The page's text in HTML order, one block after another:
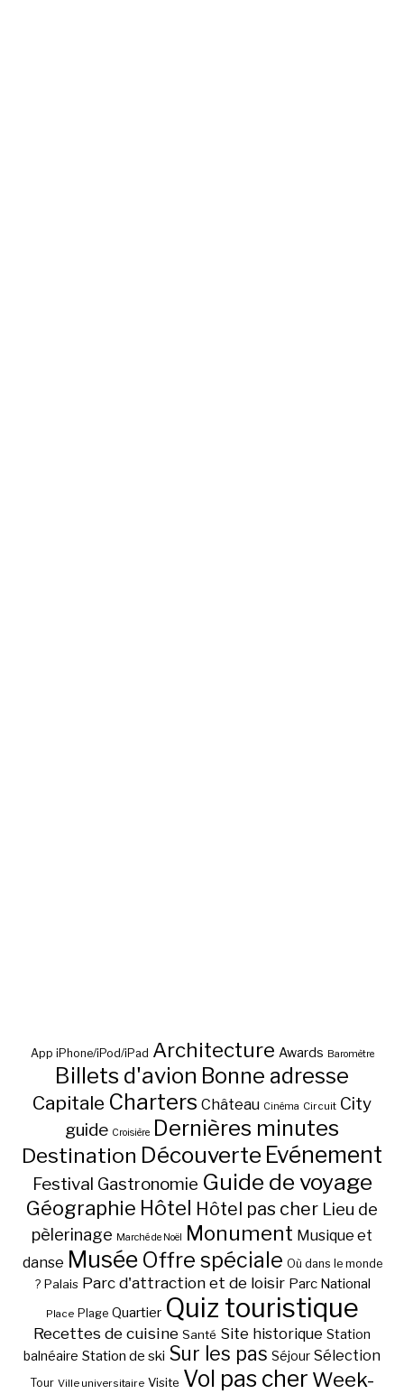
App iPhone/iPod/iPad Architecture Awards Baromètre
Billets d'avion Bonne adresse
Capitale Charters Château Cinéma Circuit City
guide Croisière Dernières minutes
Destination Découverte Evénement
Festival Gastronomie Guide de voyage
Géographie Hôtel Hôtel pas cher Lieu de
pèlerinage Marché de Noël Monument Musique et
danse Musée Offre spéciale Où dans le monde
? Palais Parc d'attraction et de loisir Parc National
Place Plage Quartier Quiz touristique
Recettes de cuisine Santé Site historique Station
balnéaire Station de ski Sur les pas Séjour Sélection
Tour Ville universitaire Visite Vol pas cher Week-